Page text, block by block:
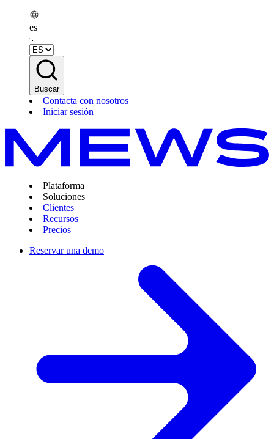
es
Buscar
Contacta con nosotros
Iniciar sesión
Plataforma
Soluciones
Clientes
Recursos
Precios
Reservar una demo